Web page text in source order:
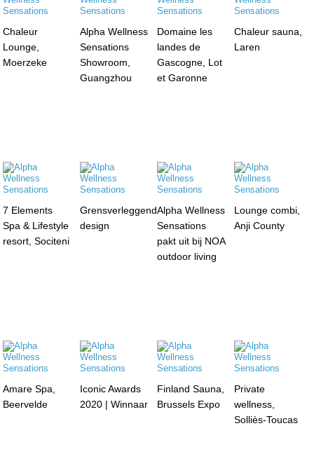
Chaleur
Lounge,
Moerzeke
Alpha Wellness
Sensations
Showroom,
Guangzhou
Domaine les
landes de
Gascogne, Lot
et Garonne
Chaleur sauna,
Laren
7 Elements
Spa & Lifestyle
resort, Sociteni
Grensverleggend
design
Alpha Wellness
Sensations
pakt uit bij NOA
outdoor living
Lounge combi,
Anji County
Amare Spa,
Beervelde
Iconic Awards
2020 | Winnaar
Finland Sauna,
Brussels Expo
Private
wellness,
Solliès-Toucas